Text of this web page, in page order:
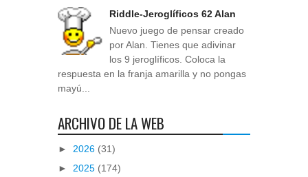
Riddle-Jeroglíficos 62 Alan
Nuevo juego de pensar creado
por Alan. Tienes que adivinar
los 9 jeroglíficos. Coloca la
respuesta en la franja amarilla y no pongas
mayú...
ARCHIVO DE LA WEB
► 2026 (31)
► 2025 (174)